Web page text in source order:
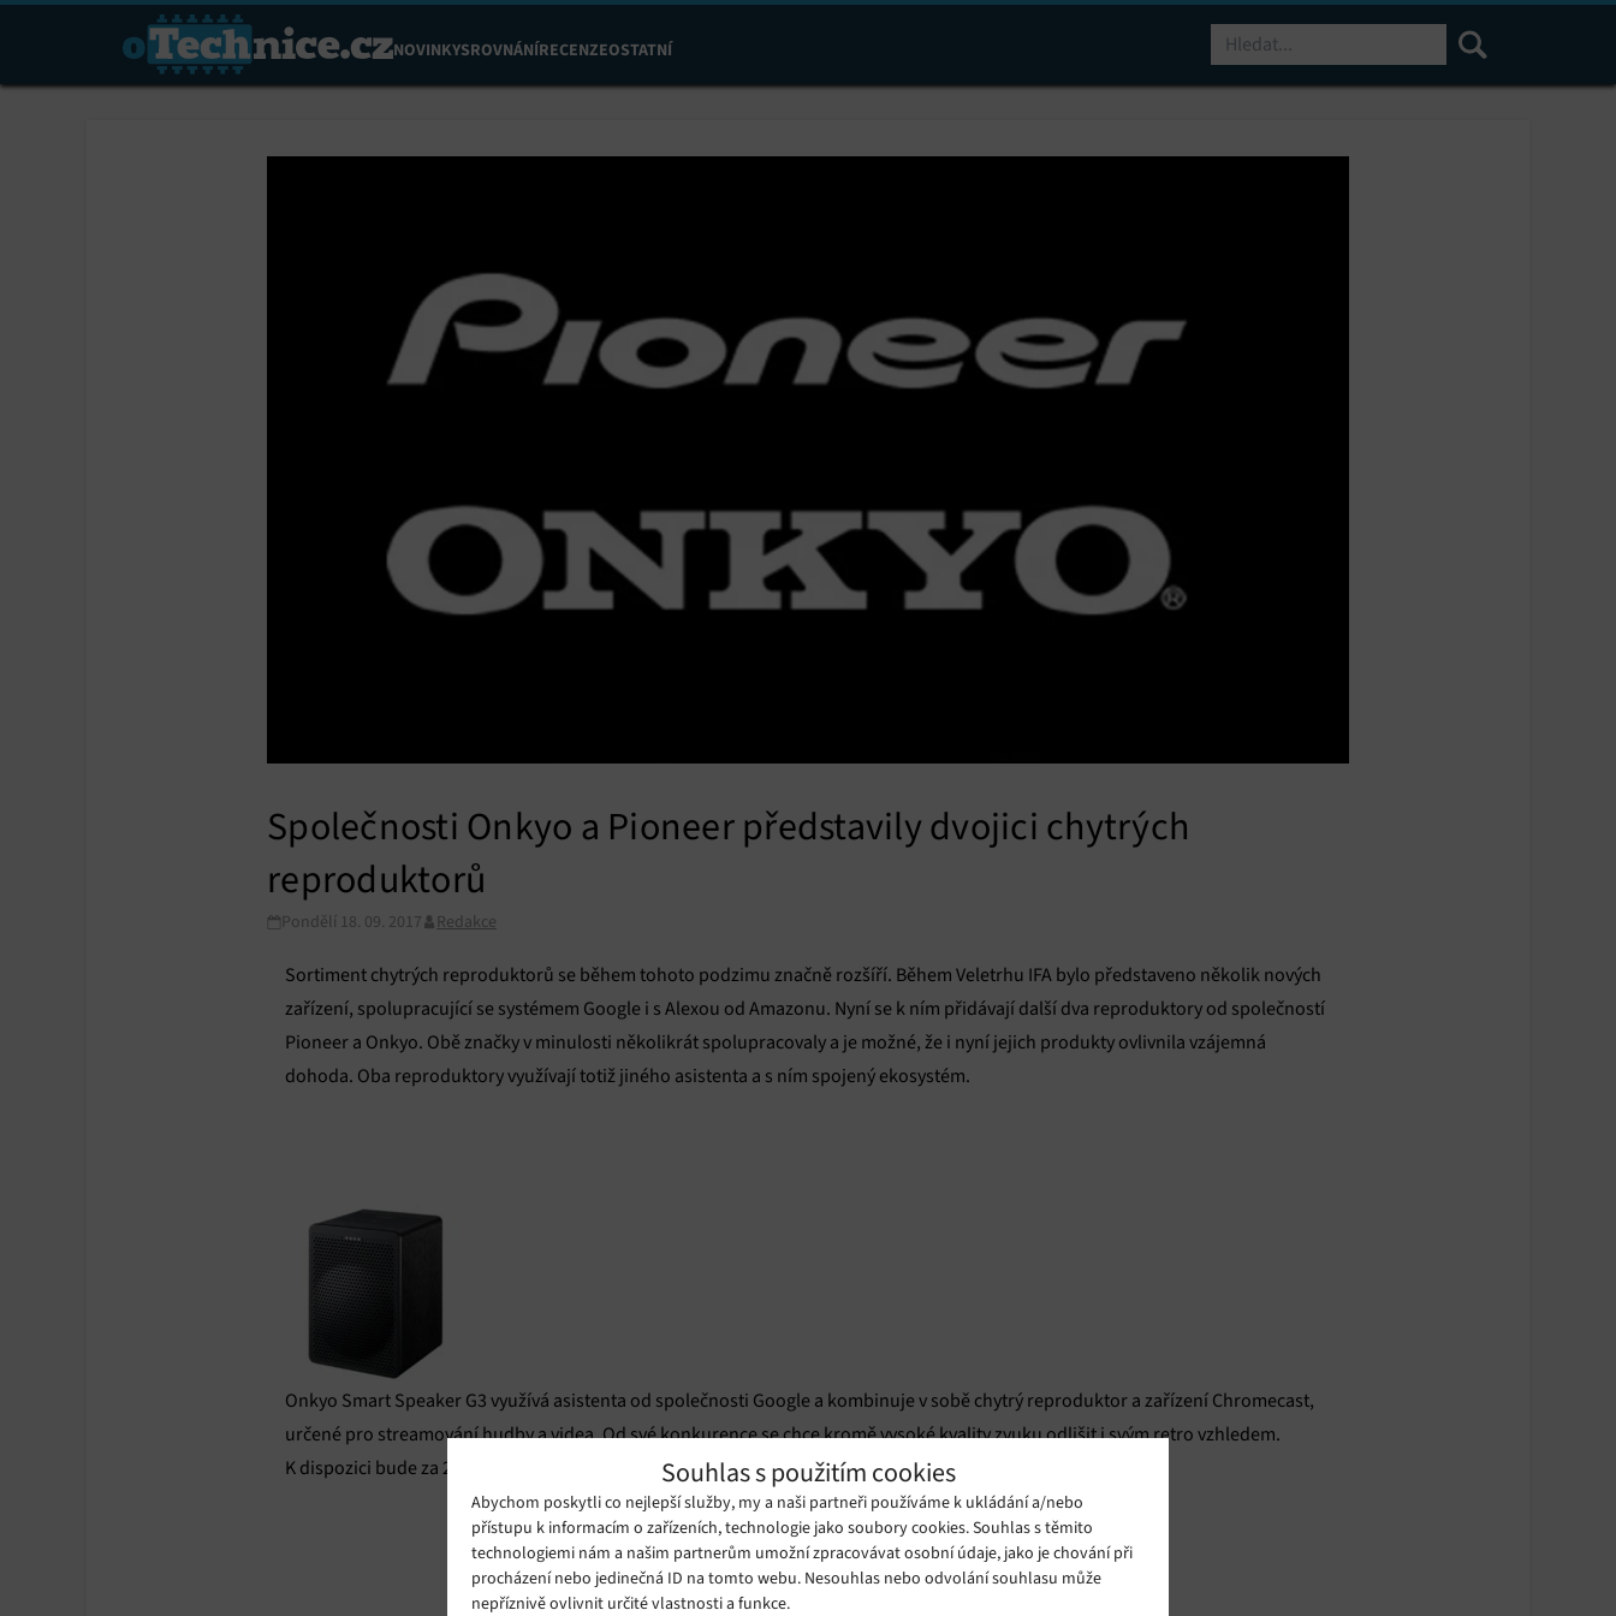
Souhlas s použitím cookies
Abychom poskytli co nejlepší služby, my a naši partneři používáme k ukládání a/nebo
přístupu k informacím o zařízeních, technologie jako soubory cookies. Souhlas s těmito
technologiemi nám a našim partnerům umožní zpracovávat osobní údaje, jako je chování při
procházení nebo jedinečná ID na tomto webu. Nesouhlas nebo odvolání souhlasu může
nepříznivě ovlivnit určité vlastnosti a funkce.
NOVINKYSROVNÁNÍRECENZEOSTATNÍ
Společnosti Onkyo a Pioneer představily dvojici chytrých
reproduktorů
Pondělí 18. 09. 2017 Redakce
Sortiment chytrých reproduktorů se během tohoto podzimu značně rozšíří. Během Veletrhu IFA bylo představeno několik nových
zařízení, spolupracující se systémem Google i s Alexou od Amazonu. Nyní se k ním přidávají další dva reproduktory od společností
Pioneer a Onkyo. Obě značky v minulosti několikrát spolupracovaly a je možné, že i nyní jejich produkty ovlivnila vzájemná
dohoda. Oba reproduktory využívají totiž jiného asistenta a s ním spojený ekosystém.
Onkyo Smart Speaker G3 využívá asistenta od společnosti Google a kombinuje v sobě chytrý reproduktor a zařízení Chromecast,
určené pro streamování hudby a videa. Od své konkurence se chce kromě vysoké kvality zvuku odlišit i svým retro vzhledem.
K dispozici bude za 250 dolarů.